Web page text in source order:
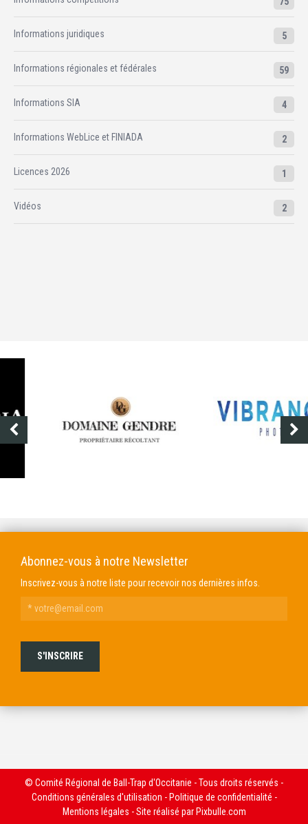
Informations juridiques 5
Informations régionales et fédérales 59
Informations SIA 4
Informations WebLice et FINIADA 2
Licences 2026 1
Vidéos 2
Abonnez-vous à notre Newsletter
Inscrivez-vous à notre liste pour recevoir nos dernières infos.
© Comité Régional de Ball-Trap d'Occitanie - Tous droits réservés -
Conditions générales d'utilisation - Politique de confidentialité -
Mentions légales - Site réalisé par Pixbulle.com